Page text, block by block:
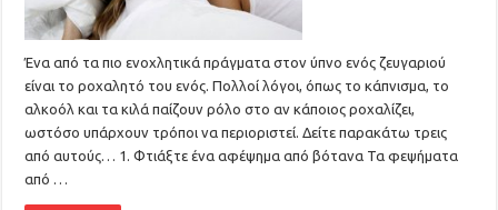
Ένα από τα πιο ενοχλητικά πράγματα στον ύπνο ενός ζευγαριού
είναι το ροχαλητό του ενός. Πολλοί λόγοι, όπως το κάπνισμα, το
αλκοόλ και τα κιλά παίζουν ρόλο στο αν κάποιος ροχαλίζει,
ωστόσο υπάρχουν τρόποι να περιοριστεί. Δείτε παρακάτω τρεις
από αυτούς… 1. Φτιάξτε ένα αφέψημα από βότανα Τα φεψήματα
από …